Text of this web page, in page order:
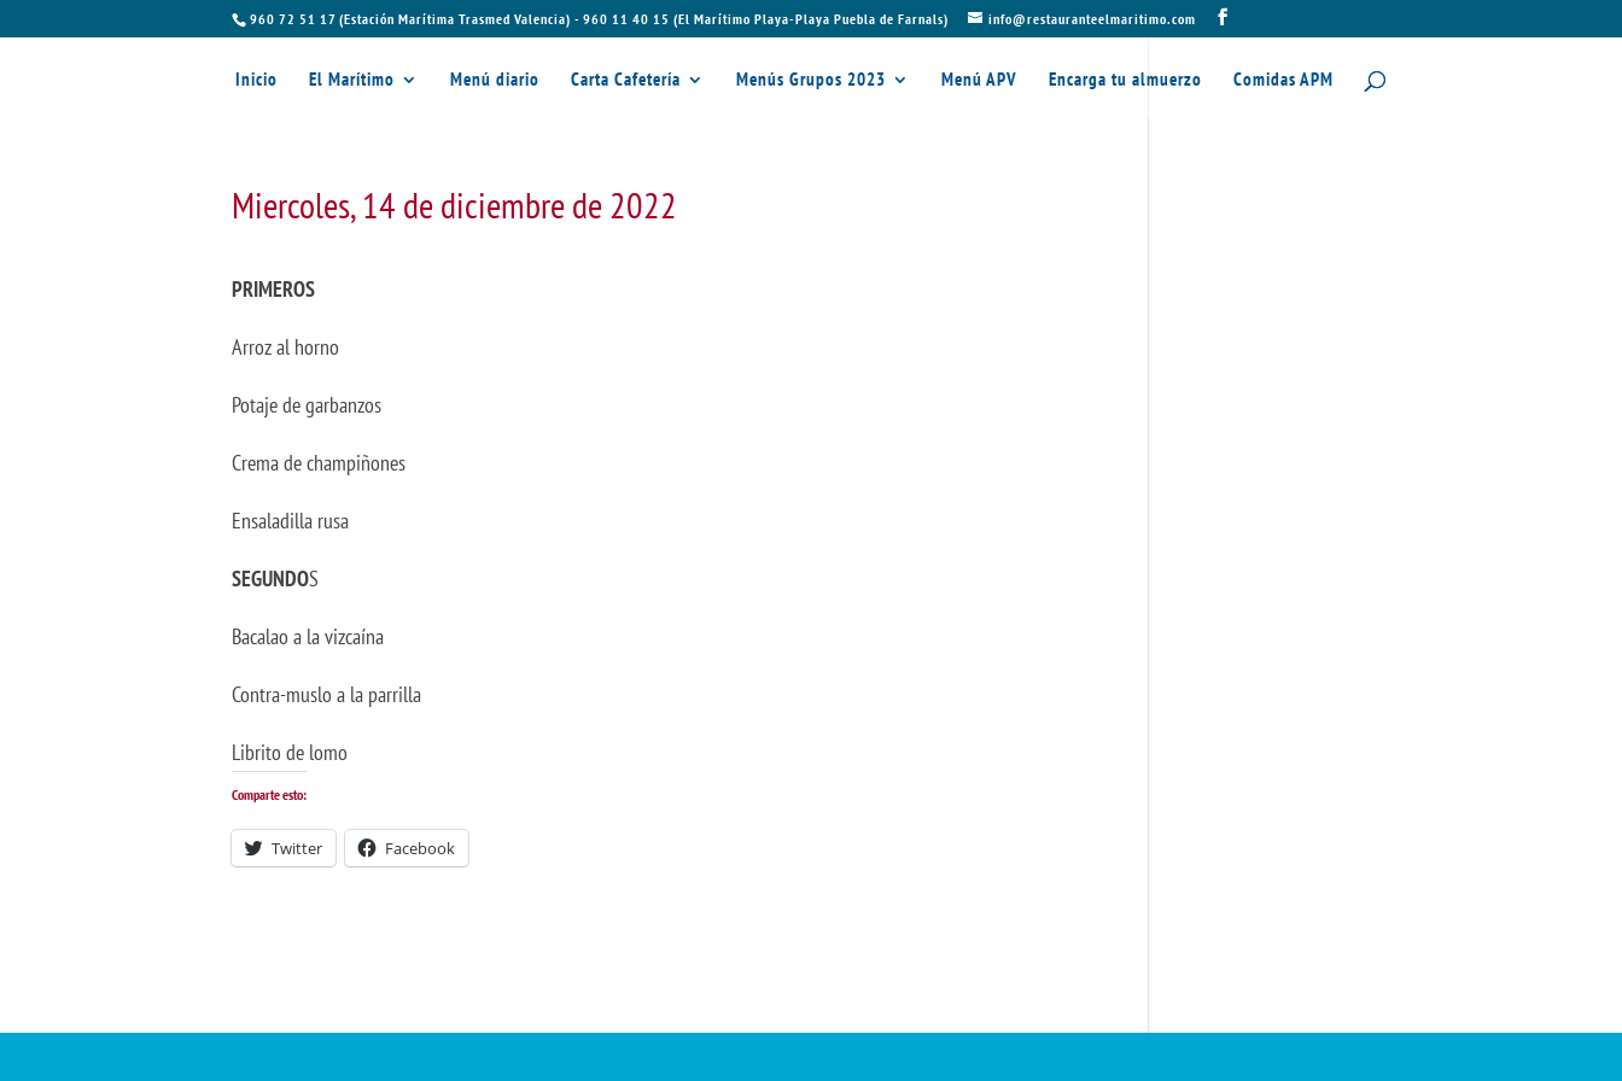
960 72 51 17 (Estación Marítima Trasmed Valencia) - 960 11 40 15 (El Marítimo Playa-Playa Puebla de Farnals) info@restauranteelmaritimo.com
Inicio El Marítimo Menú diario Carta Cafetería Menús Grupos 2023 Menú APV Encarga tu almuerzo Comidas APM
Miercoles, 14 de diciembre de 2022
PRIMEROS
Arroz al horno
Potaje de garbanzos
Crema de champiñones
Ensaladilla rusa
SEGUNDOS
Bacalao a la vizcaína
Contra-muslo a la parrilla
Librito de lomo
Comparte esto:
Twitter Facebook